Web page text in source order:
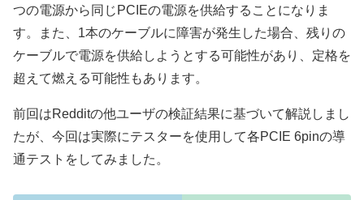
つの電源から同じPCIEの電源を供給することになりま
す。また、1本のケーブルに障害が発生した場合、残りの
ケーブルで電源を供給しようとする可能性があり、定格を
超えて燃える可能性もあります。
前回はRedditの他ユーザの検証結果に基づいて解説しまし
たが、今回は実際にテスターを使用して各PCIE 6pinの導
通テストをしてみました。